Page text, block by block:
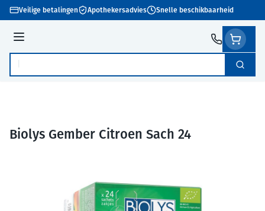
Ga naar de inhoud
Veilige betalingen Apothekersadvies Snelle beschikbaarheid
Menu
Product, merk, categorie... Zoek
Biolys Gember Citroen Sach 24